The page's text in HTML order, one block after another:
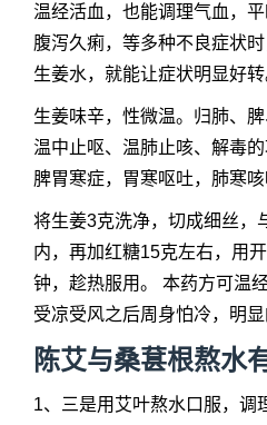
温经活血，也能调理气血，
腹泻久痢，等多种不良症状
生姜水，就能让症状明显好转
生姜味辛，性微温。归肺、
温中止呕、温肺止咳、解毒
脾胃寒症，胃寒呕吐，肺寒咳
将生姜3克洗净，切成细丝，
内，再加红糖15克左右，用
钟，趁热服用。 本药方可温
受凉受风之后周身怕冷，明显
陈艾与桑葚根熬水
1、三是用艾叶熬水口服，调